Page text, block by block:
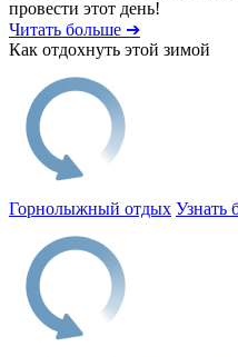
провести этот день!
Читать больше ➔
Как отдохнуть этой зимой
Горнолыжный отдых Узнать